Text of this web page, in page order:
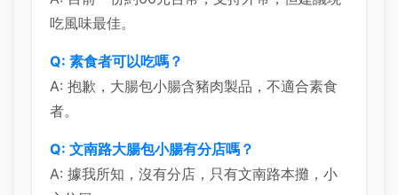
吃風味最佳。
Q: 素食者可以吃嗎？
A: 抱歉，大腸包小腸含豬肉製品，不適合素食
者。
Q: 文南路大腸包小腸有分店嗎？
A: 據我所知，沒有分店，只有文南路本攤，小